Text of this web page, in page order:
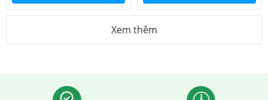
(độ thanh thải creatinin < 30
Xem thêm